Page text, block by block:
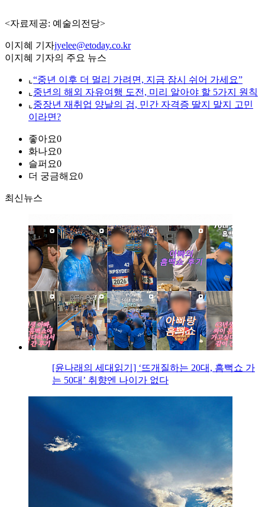
<자료제공: 예술의전당>
이지혜 기자jyelee@etoday.co.kr
이지혜 기자의 주요 뉴스
⌞ “중년 이후 더 멀리 가려면, 지금 잠시 쉬어 가세요”
⌞ 중년의 해외 자유여행 도전, 미리 알아야 할 5가지 원칙
⌞ 중장년 재취업 양날의 검, 민간 자격증 딸지 말지 고민
이라면?
좋아요0
화나요0
슬퍼요0
더 궁금해요0
최신뉴스
[윤나래의 세대읽기] ‘뜨개질하는 20대, 흠뻑쇼 가
는 50대’ 취향엔 나이가 없다